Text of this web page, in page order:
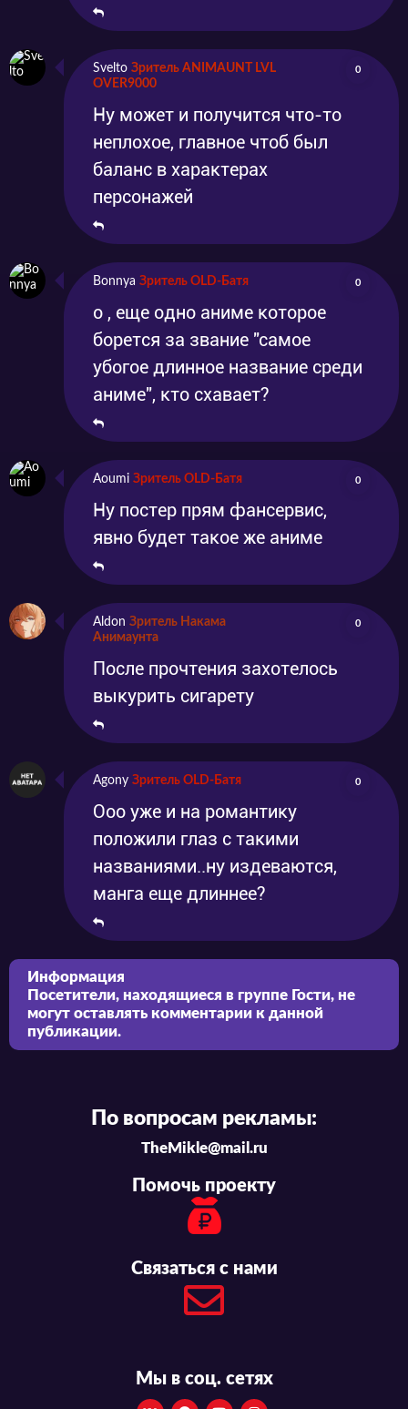
Svelto Зритель ANIMAUNT LVL
OVER9000
0
Ну может и получится что-то
неплохое, главное чтоб был
баланс в характерах
персонажей
Bonnya Зритель OLD-Батя 0
о , еще одно аниме которое
борется за звание "самое
убогое длинное название среди
аниме", кто схавает?
Aoumi Зритель OLD-Батя 0
Ну постер прям фансервис,
явно будет такое же аниме
Aldon Зритель Накама
Анимаунта
0
После прочтения захотелось
выкурить сигарету
Agony Зритель OLD-Батя 0
Ооо уже и на романтику
положили глаз с такими
названиями..ну издеваются,
манга еще длиннее?
Информация
Посетители, находящиеся в группе Гости, не
могут оставлять комментарии к данной
публикации.
По вопросам рекламы:
TheMikle@mail.ru
Помочь проекту
Связаться с нами
Мы в соц. сетях